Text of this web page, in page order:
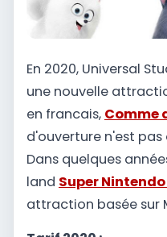
En 2020, Universal
une nouvelle
en francais, Comme
d'ouverture n'est
Dans quelques
land Super
attraction basée sur